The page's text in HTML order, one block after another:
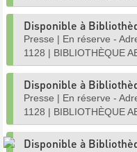
Disponible à
Presse | En réserve -
1128 | BIBLIOTHÈQUE
Disponible à
Presse | En réserve -
1128 | BIBLIOTHÈQUE
Disponible à